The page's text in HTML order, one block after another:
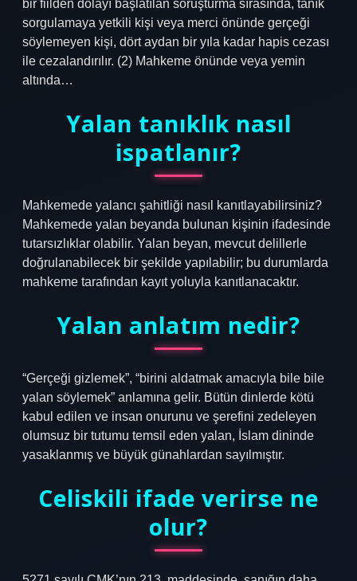
bir fiilden dolayı başlatılan soruşturma sırasında, tanık
sorgulamaya yetkili kişi veya merci önünde gerçeği
söylemeyen kişi, dört aydan bir yıla kadar hapis cezası
ile cezalandırılır. (2) Mahkeme önünde veya yemin
altında…
Yalan tanıklık nasıl
ispatlanır?
Mahkemede yalancı şahitliği nasıl kanıtlayabilirsiniz?
Mahkemede yalan beyanda bulunan kişinin ifadesinde
tutarsızlıklar olabilir. Yalan beyan, mevcut delillerle
doğrulanabilecek bir şekilde yapılabilir; bu durumlarda
mahkeme tarafından kayıt yoluyla kanıtlanacaktır.
Yalan anlatım nedir?
“Gerçeği gizlemek”, “birini aldatmak amacıyla bile bile
yalan söylemek” anlamına gelir. Bütün dinlerde kötü
kabul edilen ve insan onurunu ve şerefini zedeleyen
olumsuz bir tutumu temsil eden yalan, İslam dininde
yasaklanmış ve büyük günahlardan sayılmıştır.
Celiskili ifade verirse ne
olur?